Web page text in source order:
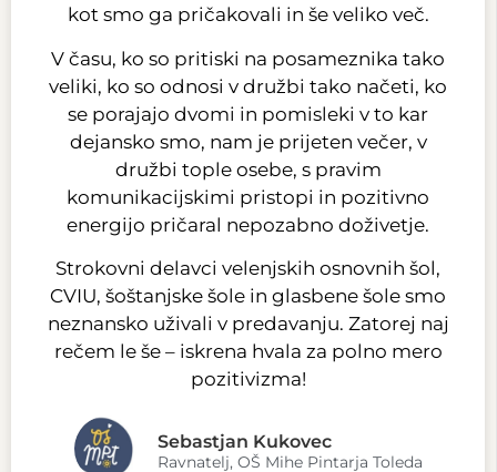
kot smo ga pričakovali in še veliko več.
V času, ko so pritiski na posameznika tako
veliki, ko so odnosi v družbi tako načeti, ko
se porajajo dvomi in pomisleki v to kar
dejansko smo, nam je prijeten večer, v
družbi tople osebe, s pravim
komunikacijskimi pristopi in pozitivno
energijo pričaral nepozabno doživetje.
Strokovni delavci velenjskih osnovnih šol,
CVIU, šoštanjske šole in glasbene šole smo
neznansko uživali v predavanju. Zatorej naj
rečem le še – iskrena hvala za polno mero
pozitivizma!
Sebastjan Kukovec
Ravnatelj, OŠ Mihe Pintarja Toleda